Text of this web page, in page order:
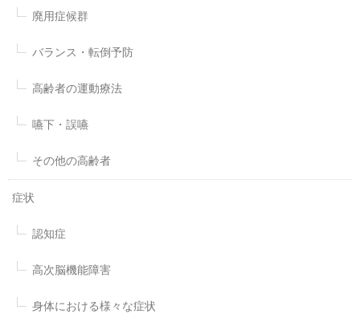
廃用症候群
バランス・転倒予防
高齢者の運動療法
嚥下・誤嚥
その他の高齢者
症状
認知症
高次脳機能障害
身体における様々な症状